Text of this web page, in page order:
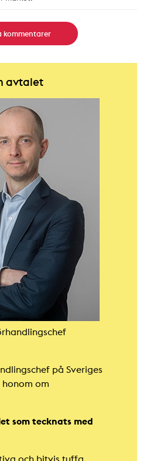
kommentarer
avtalet
på Sveriges
om
som tecknats med
och bitvis tuffa